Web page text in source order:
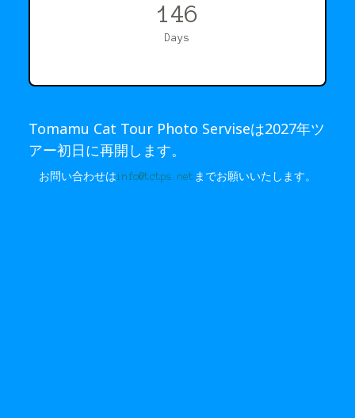
146
Days
Tomamu Cat Tour Photo Serviseは2027年ツ
アー初日に再開します。
お問い合わせはinfo@tctps.net までお願いいたします。